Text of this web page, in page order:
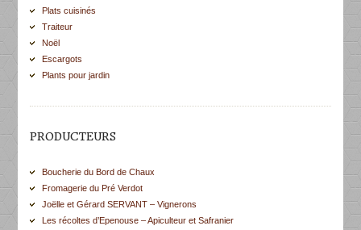
Plats cuisinés
Traiteur
Noël
Escargots
Plants pour jardin
PRODUCTEURS
Boucherie du Bord de Chaux
Fromagerie du Pré Verdot
Joëlle et Gérard SERVANT – Vignerons
Les récoltes d’Epenouse – Apiculteur et Safranier